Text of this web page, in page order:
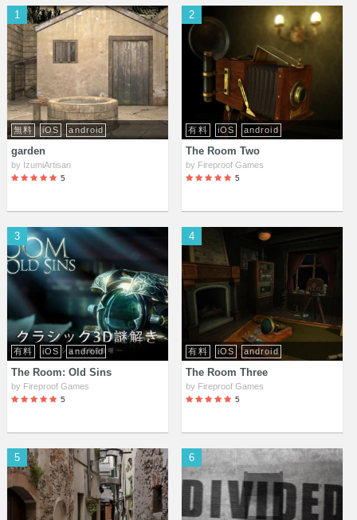
ランキング
掲示板
マイページ
1
無料 iOS android
garden
by IzumiArtisan
5
2
有料 iOS android
The Room Two
by Fireproof Games
5
3
有料 iOS android
The Room: Old Sins
by Fireproof Games
5
4
有料 iOS android
The Room Three
by Fireproof Games
5
5 6